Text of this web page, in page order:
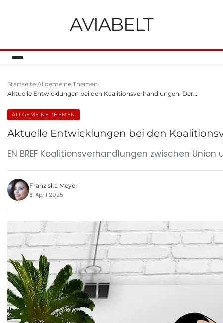
AVIABELT
Startseite Allgemeine Themen
Aktuelle Entwicklungen bei den Koalitionsverhandlungen: Der…
ALLGEMEINE THEMEN
Aktuelle Entwicklungen bei den
EN BREF Koalitionsverhandlungen zwischen
Franziska Meyer
3. April 2025